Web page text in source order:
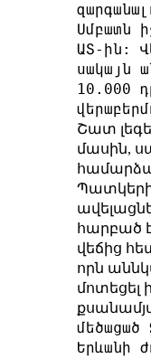
Սմբատն
ԱՏ-ին:
սակայն
10.000
Շատ
մասին,
հարբած
վեճից
որն
մոտեցել
մեծացած
Երևանի